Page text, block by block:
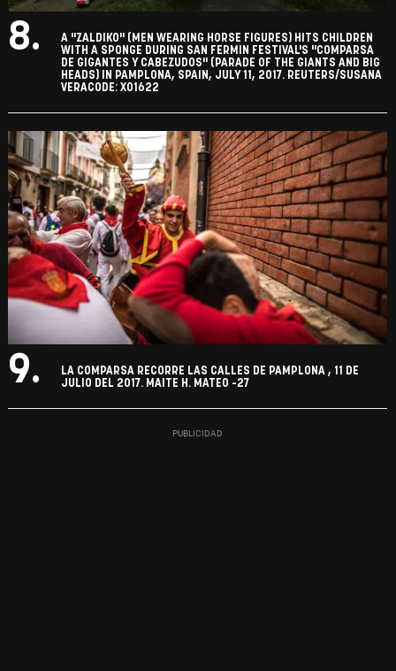
8.
A "ZALDIKO" (MEN WEARING HORSE FIGURES) HITS CHILDREN
WITH A SPONGE DURING SAN FERMIN FESTIVAL'S "COMPARSA
DE GIGANTES Y CABEZUDOS" (PARADE OF THE GIANTS AND BIG
HEADS) IN PAMPLONA, SPAIN, JULY 11, 2017. REUTERS/SUSANA
VERACODE: X01622
9.
LA COMPARSA RECORRE LAS CALLES DE PAMPLONA , 11 DE
JULIO DEL 2017. MAITE H. MATEO -27